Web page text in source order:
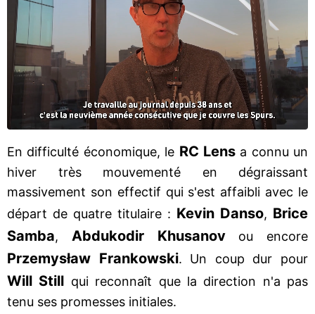
En difficulté économique, le RC Lensa connu un
hiver très mouvementé en dégraissant
massivement son effectif qui s'est affaibli avec le
départ de quatre titulaire : Kevin Danso, Brice
Samba, Abdukodir Khusanovou encore
Przemysław Frankowski. Un coup dur pour
Will Still qui reconnaît que la direction n'a pas
tenu ses promesses initiales.